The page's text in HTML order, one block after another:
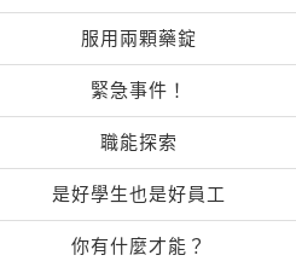
服用兩顆藥錠
緊急事件！
職能探索
是好學生也是好員工
你有什麼才能？